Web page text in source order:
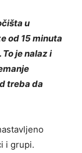
u
od 15 minuta
je nalaz i
treba da
i grupi.